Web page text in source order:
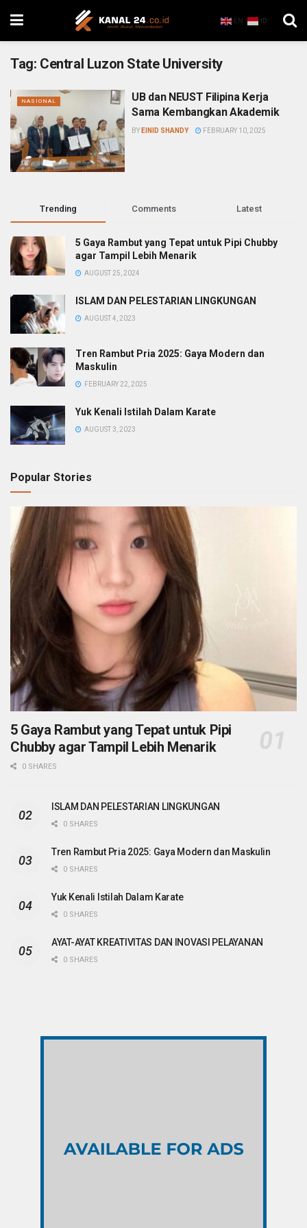
EN ID
Tag: Central Luzon State University
NASIONAL
UB dan NEUST Filipina Kerja
Sama Kembangkan Akademik
BY EINID SHANDY FEBRUARY 10, 2025
Trending Comments Latest
5 Gaya Rambut yang Tepat untuk Pipi Chubby
agar Tampil Lebih Menarik
AUGUST 25, 2024
ISLAM DAN PELESTARIAN LINGKUNGAN
AUGUST 4, 2023
Tren Rambut Pria 2025: Gaya Modern dan
Maskulin
FEBRUARY 22, 2025
Yuk Kenali Istilah Dalam Karate
AUGUST 3, 2023
Popular Stories
5 Gaya Rambut yang Tepat untuk Pipi
Chubby agar Tampil Lebih Menarik
0 SHARES
ISLAM DAN PELESTARIAN LINGKUNGAN
0 SHARES
Tren Rambut Pria 2025: Gaya Modern dan Maskulin
0 SHARES
Yuk Kenali Istilah Dalam Karate
0 SHARES
AYAT-AYAT KREATIVITAS DAN INOVASI PELAYANAN
0 SHARES